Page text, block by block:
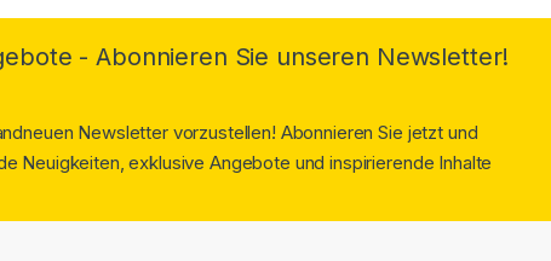
- Abonnieren Sie unseren Newsletter!
Newsletter vorzustellen! Abonnieren Sie jetzt und
Neuigkeiten, exklusive Angebote und inspirierende Inhalte